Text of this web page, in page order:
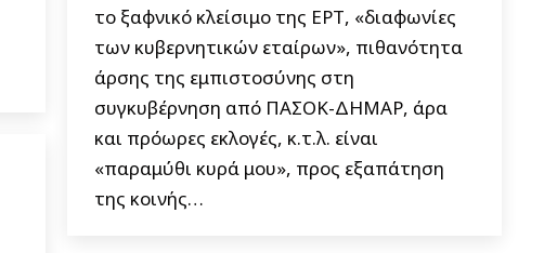
το ξαφνικό κλείσιμο της ΕΡΤ, «διαφωνίες
των κυβερνητικών εταίρων», πιθανότητα
άρσης της εμπιστοσύνης στη
συγκυβέρνηση από ΠΑΣΟΚ-ΔΗΜΑΡ, άρα
και πρόωρες εκλογές, κ.τ.λ. είναι
«παραμύθι κυρά μου», προς εξαπάτηση
της κοινής…